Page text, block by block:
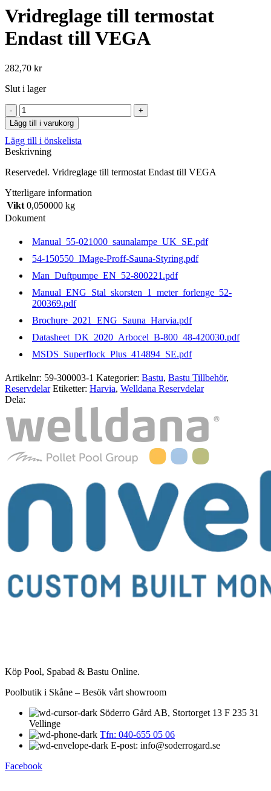
Vridreglage till termostat
Endast till VEGA
282,70 kr
Slut i lager
Vridreglage
till
termostat
Endast
till
mängd
Lägg till i varukorg
Lägg till i önskelista
Beskrivning
Reservedel. Vridreglage till termostat Endast till VEGA
Ytterligare information
Vikt 0,050000 kg
Dokument
Manual_55-021000_saunalampe_UK_SE.pdf
54-150550_IMage-Proff-Sauna-Styring.pdf
Man_Duftpumpe_EN_52-800221.pdf
Manual_ENG_Stal_skorsten_1_meter_forlenge_52-
200369.pdf
Brochure_2021_ENG_Sauna_Harvia.pdf
Datasheet_DK_2020_Arbocel_B-800_48-420030.pdf
MSDS_Superflock_Plus_414894_SE.pdf
Artikelnr: 59-300003-1 Kategorier: Bastu, Bastu Tillbehör,
Reservdelar Etiketter: Harvia, Welldana Reservdelar
Dela:
Köp Pool, Spabad & Bastu Online.
Poolbutik i Skåne – Besök vårt showroom
Söderro Gård AB, Stortorget 13 F 235 31
Vellinge
Tfn: 040-655 05 06
E-post: info@soderrogard.se
Facebook